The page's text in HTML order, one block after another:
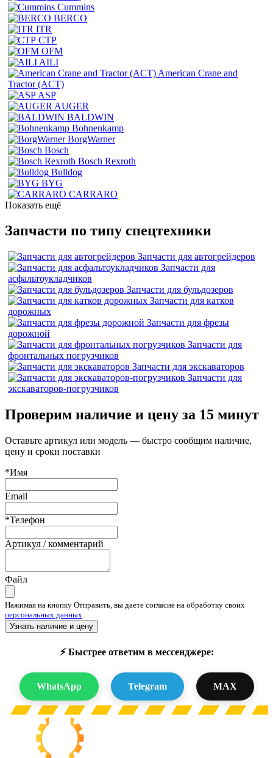
Cummins
BERCO
ITR
CTP
OFM
AILI
American Crane and
Tractor (ACT)
ASP
AUGER
BALDWIN
Bohnenkamp
BorgWarner
Bosch
Bosch Rexroth
Bulldog
BYG
CARRARO
Показать ещё
Запчасти по типу спецтехники
Запчасти для автогрейдеров
Запчасти для
асфальтоукладчиков
Запчасти для бульдозеров
Запчасти для катков
дорожных
Запчасти для фрезы
дорожной
Запчасти для
фронтальных погрузчиков
Запчасти для экскаваторов
Запчасти для
экскаваторов-погрузчиков
Проверим наличие и цену за 15 минут
Оставьте артикул или модель — быстро сообщим наличие,
цену и сроки поставки
*Имя
Email
*Телефон
Артикул / комментарий
Файл
Нажимая на кнопку Отправить, вы даете согласие на обработку своих
персональных данных.
Узнать наличие и цену
⚡ Быстрее ответим в мессенджере:
WhatsApp Telegram MAX